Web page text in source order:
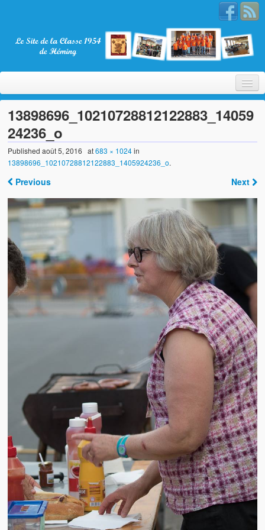
Bienvenue
La Classe 1954
Les membres
Nos partenaires
Brocante
Salon multi-collections
Autres animations
Où se trouve Héming ?
Photos
20 ans, ça se fête ! Souvenirs de 2009…
2014, les 25 ans de l’association
17/05/2015 : LA vidéo souvenir 2015
17/05/2015 : Tous nos membres étaient en action
17/05/2015 : 127 brocanteurs vous attendaient
13898696_10210728812122883_14059
24236_o
Publishedaoût 5, 2016 at683 × 1024in
13898696_10210728812122883_1405924236_o.
Previous Next